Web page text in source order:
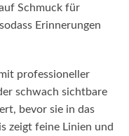
Schmuck für
Erinnerungen
professioneller
schwach sichtbare
bevor sie in das
zeigt feine Linien und